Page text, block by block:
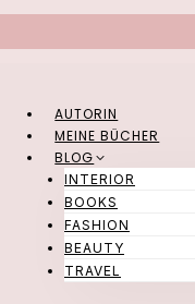
springen
AUTORIN
MEINE BÜCHER
BLOG
INTERIOR
BOOKS
FASHION
BEAUTY
TRAVEL